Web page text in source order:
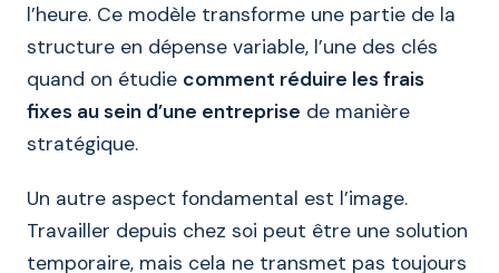
l’heure. Ce modèle transforme une partie de la
structure en dépense variable, l’une des clés
quand on étudie comment réduire les frais
fixes au sein d’une entreprise de manière
stratégique.
Un autre aspect fondamental est l’image.
Travailler depuis chez soi peut être une solution
temporaire, mais cela ne transmet pas toujours